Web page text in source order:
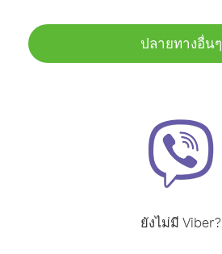
ปลายทางอื่นๆ
ยังไม่มี Viber?